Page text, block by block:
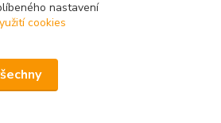
nastavení
cookies